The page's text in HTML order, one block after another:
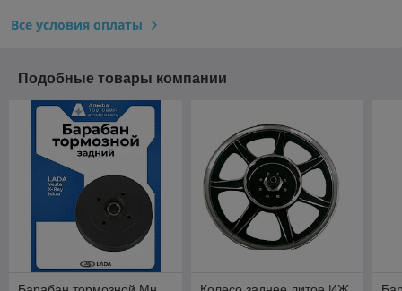
Все условия оплаты
Подобные товары компании